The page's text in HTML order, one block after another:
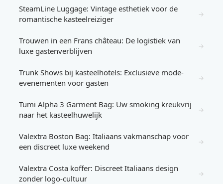
SteamLine Luggage: Vintage esthetiek voor de
romantische kasteelreiziger
→
Trouwen in een Frans château: De logistiek van
luxe gastenverblijven
→
Trunk Shows bij kasteelhotels: Exclusieve mode-
evenementen voor gasten
→
Tumi Alpha 3 Garment Bag: Uw smoking kreukvrij
naar het kasteelhuwelijk
→
Valextra Boston Bag: Italiaans vakmanschap voor
een discreet luxe weekend
→
Valextra Costa koffer: Discreet Italiaans design
zonder logo-cultuur
→